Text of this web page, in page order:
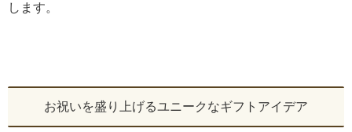
します。
お祝いを盛り上げるユニークなギフトアイデア